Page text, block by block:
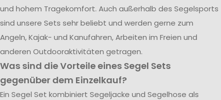
und hohem Tragekomfort. Auch außerhalb des Segelsports
sind unsere Sets sehr beliebt und werden gerne zum
Angeln, Kajak- und Kanufahren, Arbeiten im Freien und
anderen Outdooraktivitäten getragen.
Was sind die Vorteile eines Segel Sets
gegenüber dem Einzelkauf?
Ein Segel Set kombiniert Segeljacke und Segelhose als